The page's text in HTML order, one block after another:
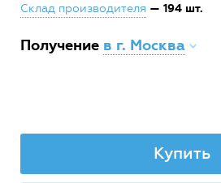
Склад производителя — 194 шт.
Получение в г. Москва
Купить